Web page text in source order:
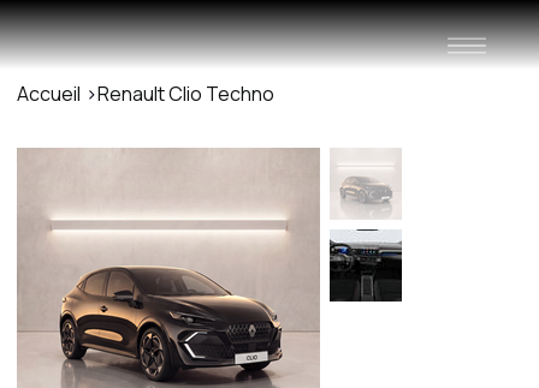
Accueil >Renault Clio Techno